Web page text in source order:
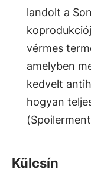
landolt a
vérmes
amelyben
kedvelt
hogyan
Külcsín